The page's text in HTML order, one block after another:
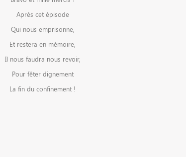
Après cet épisode
Qui nous emprisonne,
Et restera en mémoire,
Il nous faudra nous revoir,
Pour fêter dignement
La fin du confinement !